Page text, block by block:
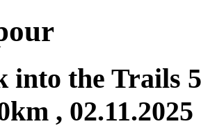
into the Trails
, 02.11.2025